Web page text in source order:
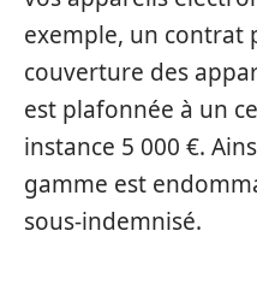
exemple, un contrat
couverture des
est plafonnée à un
instance 5 000 €.
gamme est
sous-indemnisé.